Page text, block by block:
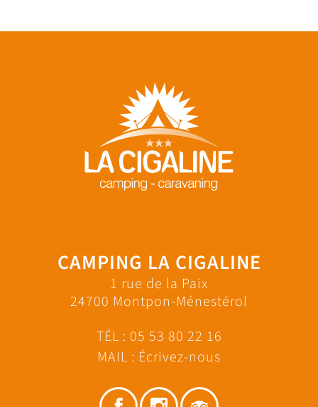
CAMPING LA CIGALINE
1 rue de la Paix
24700 Montpon-Ménestérol
TÉL : 05 53 80 22 16
MAIL : Écrivez-nous